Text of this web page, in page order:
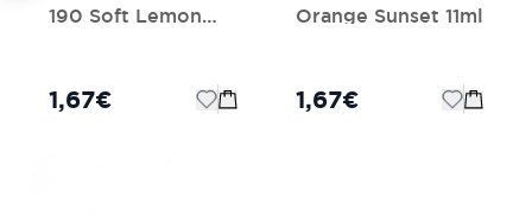
190 Soft Lemon
1,67€
Orange Sunset 11ml
1,67€